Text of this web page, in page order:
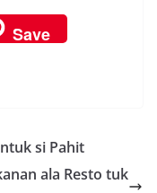
Save
si Pahit
ala Resto tuk